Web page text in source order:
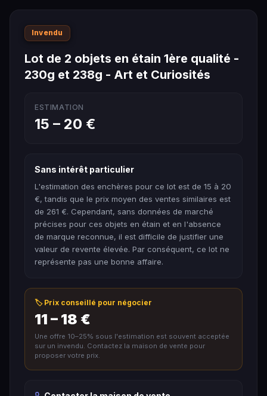
Invendu
Lot de 2 objets en étain 1ère qualité -
230g et 238g - Art et Curiosités
ESTIMATION
15 – 20 €
Sans intérêt particulier
L'estimation des enchères pour ce lot est de 15 à 20
€, tandis que le prix moyen des ventes similaires est
de 261 €. Cependant, sans données de marché
précises pour ces objets en étain et en l'absence
de marque reconnue, il est difficile de justifier une
valeur de revente élevée. Par conséquent, ce lot ne
représente pas une bonne affaire.
🏷️ Prix conseillé pour négocier
11 – 18 €
Une offre 10–25% sous l'estimation est souvent acceptée
sur un invendu. Contactez la maison de vente pour
proposer votre prix.